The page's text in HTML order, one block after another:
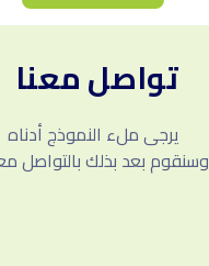
تواصل معنا
يرجى ملء النموذج أدناه
وسنقوم بعد بذلك بالتواصل